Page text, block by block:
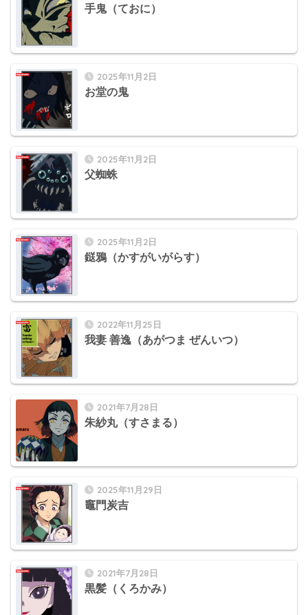
手鬼（ておに）
2025年11月2日
お堂の鬼
2025年11月2日
父蜘蛛
2025年11月2日
鎹鴉（かすがいがらす）
2022年11月25日
我妻 善逸（あがつま ぜんいつ）
2021年7月28日
朱紗丸（すさまる）
2025年11月29日
竈門炭吉
2021年7月28日
黒髪（くろかみ）